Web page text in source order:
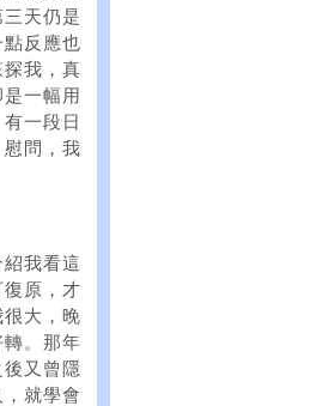
天仍是
反應也
我，真
一幅用
一段日
問，我
我看這
原，才
大，晚
轉。那年
又曾隱
就學會